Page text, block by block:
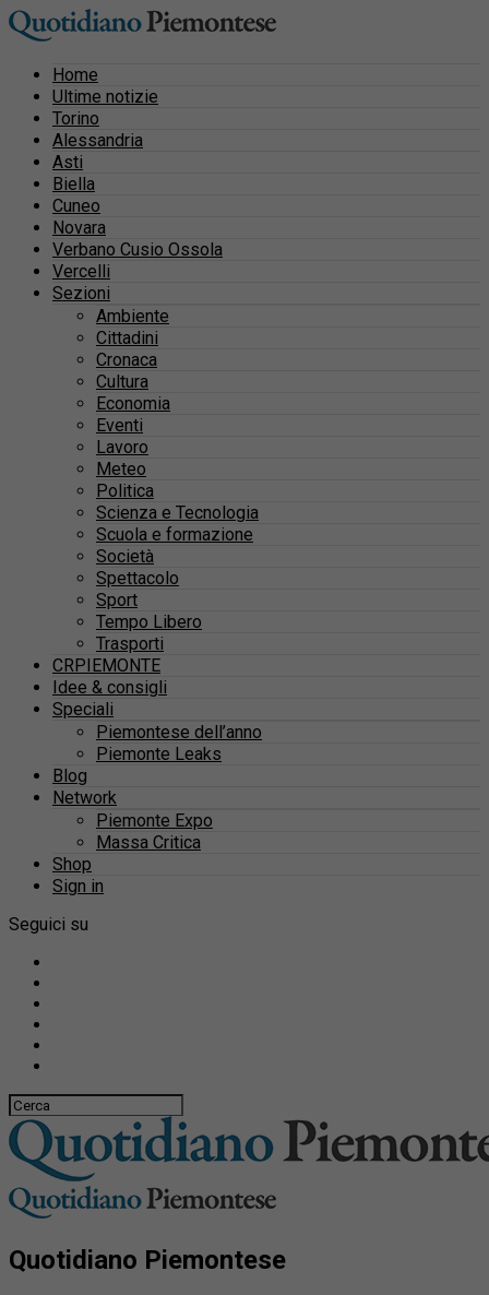
Home
Ultime notizie
Torino
Alessandria
Asti
Biella
Cuneo
Novara
Verbano Cusio Ossola
Vercelli
Sezioni
Ambiente
Cittadini
Cronaca
Cultura
Economia
Eventi
Lavoro
Meteo
Politica
Scienza e Tecnologia
Scuola e formazione
Società
Spettacolo
Sport
Tempo Libero
Trasporti
CRPIEMONTE
Idee & consigli
Speciali
Piemontese dell’anno
Piemonte Leaks
Blog
Network
Piemonte Expo
Massa Critica
Shop
Sign in
Seguici su
Quotidiano Piemontese